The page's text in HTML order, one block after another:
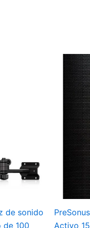
de sonido
de 100
Activo